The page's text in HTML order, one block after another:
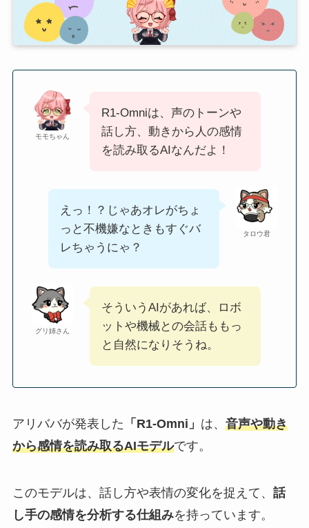
モモちゃん
R1-Omniは、声のトーンや
話し方、動きから人の感情
を読み取るAIなんだよ！
タロウ君
えっ！？じゃあオレがちょ
っと不機嫌なときもすぐバ
レちゃうにゃ？
グリ姉さん
そういうAIがあれば、ロボ
ットや機械との会話ももっ
と自然になりそうね。
アリババが発表した 「R1-Omni」 は、 音声や動き
から感情を読み取るAIモデルです。
このモデルは、話し方や表情の変化を捉えて、 話
し手の感情を分析する仕組みを持っています。